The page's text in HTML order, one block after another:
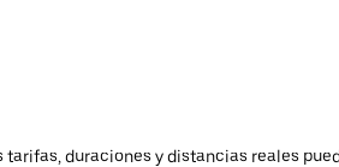
duraciones y distancias reales